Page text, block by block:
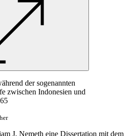
der sogenannten
zwischen Indonesien und
J. Nemeth eine Dissertation mit dem